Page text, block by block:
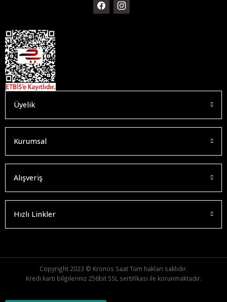
Üyelik
Kurumsal
Alışveriş
Hızlı Linkler
Copyright 2023 © Kronos Saat Tüm hakları saklıdır.
Kredi kartı bilgileriniz 256bit SSL sertifikası ile korunmaktadır.